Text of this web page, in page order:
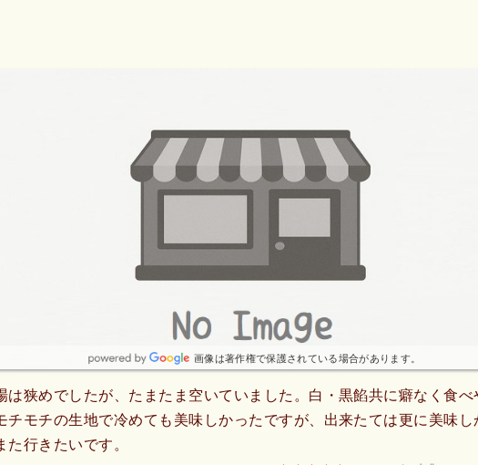
画像は著作権で保護されている場合があります。
は狭めでしたが、たまたま空いていました。白・黒餡共に癖なく食べ
チモチの生地で冷めても美味しかったですが、出来たては更に美味し
た行きたいです。